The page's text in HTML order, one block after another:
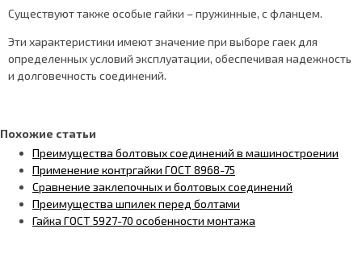
Существуют также особые гайки – пружинные, с фланцем.
Эти характеристики имеют значение при выборе гаек для
определенных условий эксплуатации, обеспечивая надежность
и долговечность соединений.
Похожие статьи
Преимущества болтовых соединений в машиностроении
Применение контргайки ГОСТ 8968-75
Сравнение заклепочных и болтовых соединений
Преимущества шпилек перед болтами
Гайка ГОСТ 5927-70 особенности монтажа